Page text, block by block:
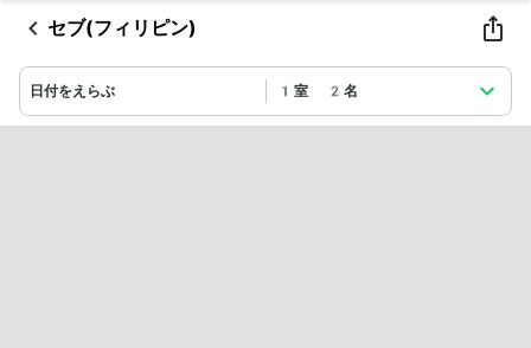
セブ(フィリピン)
日付をえらぶ 1室 2名